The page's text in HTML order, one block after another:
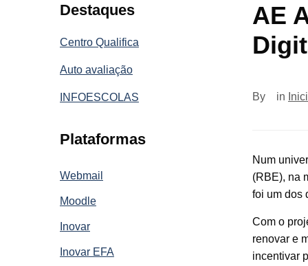
Destaques
Centro Qualifica
Auto avaliação
INFOESCOLAS
Plataformas
Webmail
Moodle
Inovar
Inovar EFA
AE
By in
Num
(RBE), na
foi um dos
Com o
renovar e
incentivar